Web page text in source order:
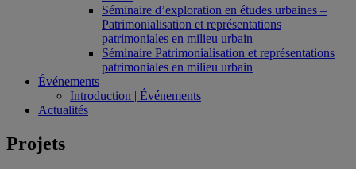
Séminaire d’exploration en études urbaines –
Patrimonialisation et représentations
patrimoniales en milieu urbain
Séminaire Patrimonialisation et représentations
patrimoniales en milieu urbain
Événements
Introduction | Événements
Actualités
Projets